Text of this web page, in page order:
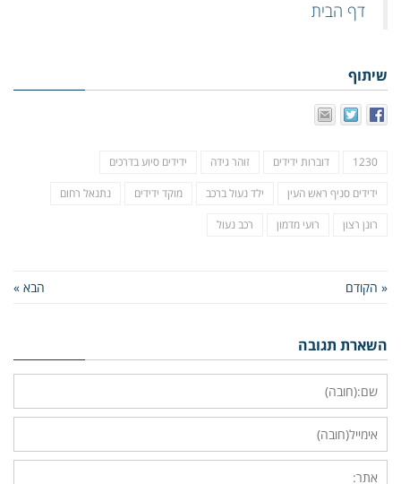
דף הבית
שיתוף
1230 דוברות ידידים זוהר גידה ידידים סיוע בדרכים
ידידים סניף ראש העין ילד נעול ברכב מוקד ידידים נתנאל רחום
רונן רצון רועי מדמון רכב נעול
« הקודם הבא »
השארת תגובה